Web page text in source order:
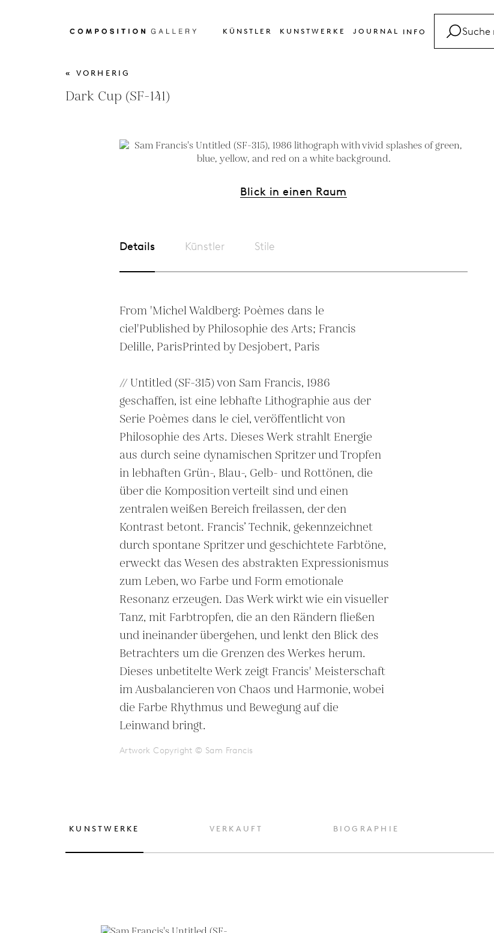
KÜNSTLER KUNSTWERKE JOURNAL INFO
« VORHERIG
Dark Cup (SF-141)
Blick in einen Raum
Details Künstler Stile
From 'Michel Waldberg: Poèmes dans le
ciel'Published by Philosophie des Arts; Francis
Delille, ParisPrinted by Desjobert, Paris
// Untitled (SF-315) von Sam Francis, 1986
geschaffen, ist eine lebhafte Lithographie aus der
Serie Poèmes dans le ciel, veröffentlicht von
Philosophie des Arts. Dieses Werk strahlt Energie
aus durch seine dynamischen Spritzer und Tropfen
in lebhaften Grün-, Blau-, Gelb- und Rottönen, die
über die Komposition verteilt sind und einen
zentralen weißen Bereich freilassen, der den
Kontrast betont. Francis’ Technik, gekennzeichnet
durch spontane Spritzer und geschichtete Farbtöne,
erweckt das Wesen des abstrakten Expressionismus
zum Leben, wo Farbe und Form emotionale
Resonanz erzeugen. Das Werk wirkt wie ein visueller
Tanz, mit Farbtropfen, die an den Rändern fließen
und ineinander übergehen, und lenkt den Blick des
Betrachters um die Grenzen des Werkes herum.
Dieses unbetitelte Werk zeigt Francis' Meisterschaft
im Ausbalancieren von Chaos und Harmonie, wobei
die Farbe Rhythmus und Bewegung auf die
Leinwand bringt.
Artwork Copyright © Sam Francis
KUNSTWERKE VERKAUFT BIOGRAPHIE